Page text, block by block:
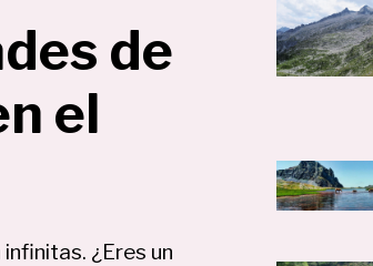
de
el
¿Eres un